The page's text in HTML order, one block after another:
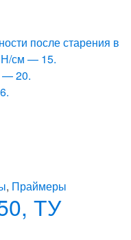
после старения в
Н/см — 15.
— 20.
, Праймеры
ТУ